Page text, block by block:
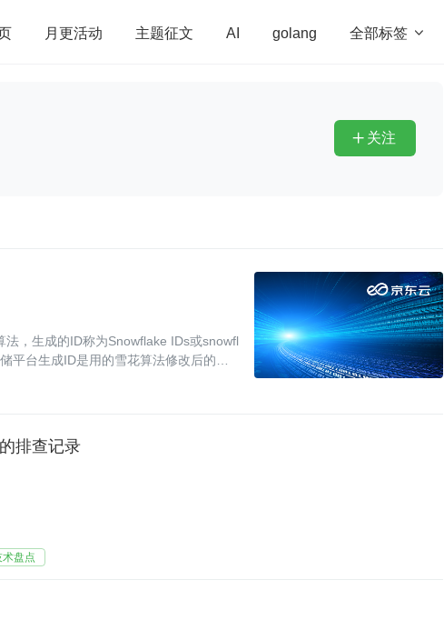
月更活动 主题征文 AI golang 全部标签 
redis
 关注
，生成的ID称为Snowflake IDs或snowfl
平台生成ID是用的雪花算法修改后的版
排查记录
盘点